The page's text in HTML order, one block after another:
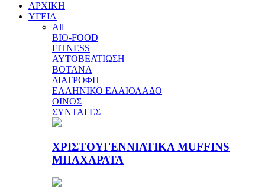
ΑΡΧΙΚΗ
ΥΓΕΙΑ
All
BIO-FOOD
FITNESS
ΑΥΤΟΒΕΛΤΙΩΣΗ
ΒΟΤΑΝΑ
ΔΙΑΤΡΟΦΗ
ΕΛΛΗΝΙΚΟ ΕΛΑΙΟΛΑΔΟ
ΟΙΝΟΣ
ΣΥΝΤΑΓΕΣ
ΧΡΙΣΤΟΥΓΕΝΝΙΑΤΙΚΑ MUFFINS
ΜΠΑΧΑΡΑΤΑ